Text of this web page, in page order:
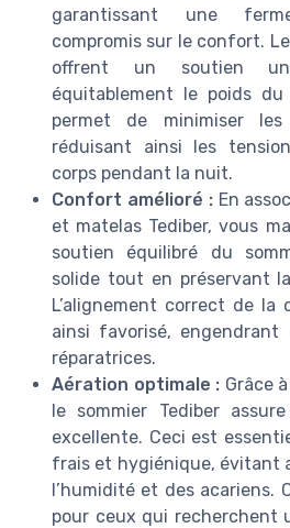
garantissant une
compromis sur le confort.
offrent un soutien
équitablement le poids
permet de minimiser
réduisant ainsi les
corps pendant la nuit.
Confort amélioré :En
et matelas Tediber, vous
soutien équilibré du
solide tout en préservant
L’alignement correct de la
ainsi favorisé,
réparatrices.
Aération optimale : Grâce
le sommier Tediber
excellente. Ceci est
frais et hygiénique, évitant
l’humidité et des acariens.
pour ceux qui recherchent